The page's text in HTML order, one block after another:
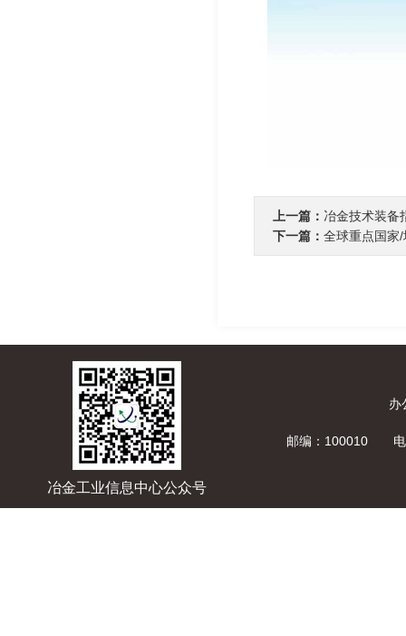
上一篇： 冶金技术装备
下一篇： 全球重点国家
冶金工业信息中心公众号
办
邮编：100010